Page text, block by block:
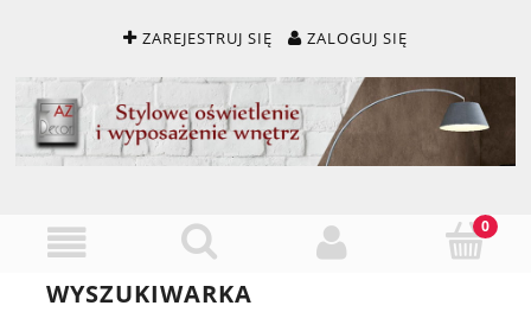
ZAREJESTRUJ SIĘ ZALOGUJ SIĘ
WYSZUKIWARKA